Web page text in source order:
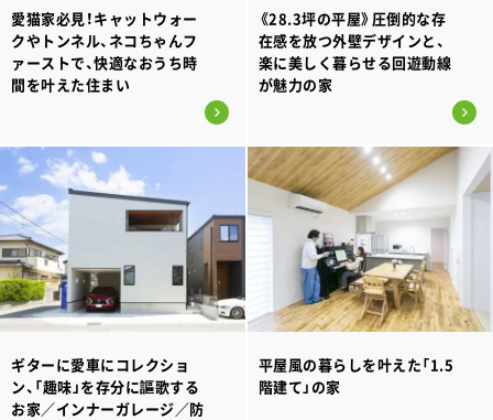
愛猫家必見！キャットウォー
クやトンネル、ネコちゃんフ
ァーストで、快適なおうち時
間を叶えた住まい
《28.3坪の平屋》圧倒的な存
在感を放つ外壁デザインと、
楽に美しく暮らせる回遊動線
が魅力の家
ギターに愛車にコレクショ
ン、「趣味」を存分に謳歌する
お家／インナーガレージ／防
平屋風の暮らしを叶えた「1.5
階建て」の家